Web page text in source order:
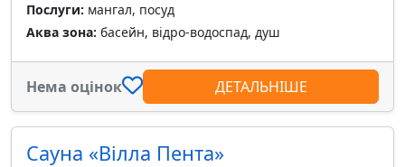
Послуги: мангал, посуд
Аква зона: басейн, відро-водоспад, душ
Нема оцінок ДЕТАЛЬНІШЕ
Сауна «Вілла Пента»